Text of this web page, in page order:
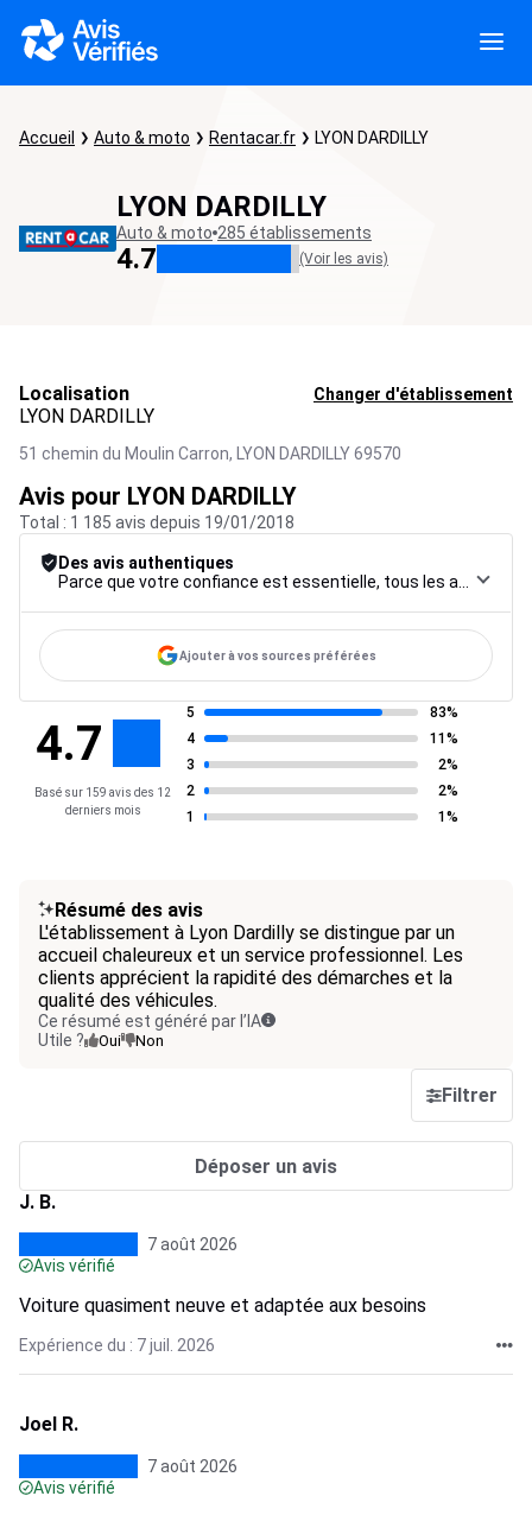
Accueil Auto & moto Rentacar.fr LYON DARDILLY
LYON DARDILLY
Auto & moto 285 établissements
4.7 (Voir les avis)
Localisation Changer d'établissement
LYON DARDILLY
51 chemin du Moulin Carron, LYON DARDILLY69570
Avis pour LYON DARDILLY
Total : 1 185 avis depuis 19/01/2018
Des avis authentiques
Ajouter à vos sources préférées
4.7
Basé sur 159 avis des 12
derniers mois
5
83%
4
11%
3
2%
2
2%
1
1%
Résumé des avis
L'établissement à Lyon Dardilly se distingue par un
accueil chaleureux et un service professionnel. Les
clients apprécient la rapidité des démarches et la
qualité des véhicules.
Ce résumé est généré par l’IA
Utile ?
Oui Non
Filtrer
Déposer un avis
J. B.
7 août 2026
Avis vérifié
Voiture quasiment neuve et adaptée aux besoins
Expérience du : 7 juil. 2026
Joel R.
7 août 2026
Avis vérifié